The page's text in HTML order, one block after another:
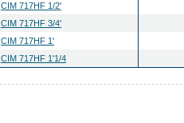
CIM 717HF 1/2'
CIM 717HF 3/4'
CIM 717HF 1'
CIM 717HF 1'1/4